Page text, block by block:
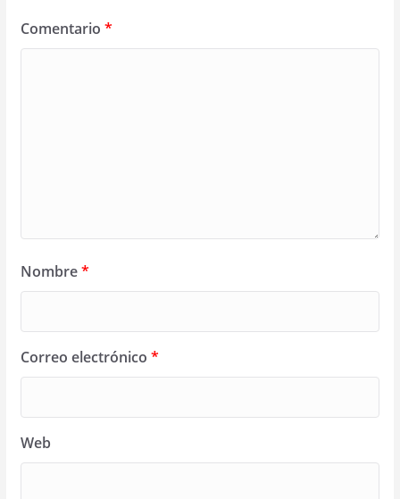
Comentario *
Nombre*
Correo electrónico *
Web